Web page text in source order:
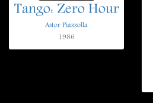
Tango: Zero Hour
Astor Piazzolla
1986